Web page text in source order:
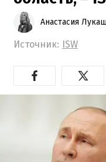
Анастасия
Источник: ISW